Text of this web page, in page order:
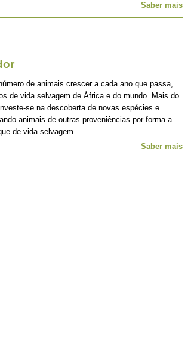
Saber mais
de animais crescer a cada ano que passa,
de vida selvagem de África e do mundo. Mais do
se na descoberta de novas espécies e
animais de outras proveniências por forma a
de vida selvagem.
Saber mais